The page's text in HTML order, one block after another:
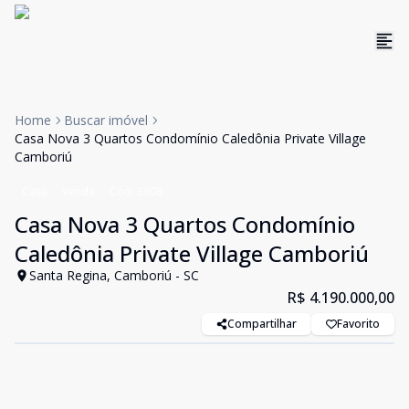
Home
Buscar imóvel
Casa Nova 3 Quartos Condomínio Caledônia Private Village
Camboriú
Casa Nova 3 Quartos Condomínio
Caledônia Private Village Camboriú
Santa Regina, Camboriú - SC
R$ 4.190.000,00
Compartilhar Favorito